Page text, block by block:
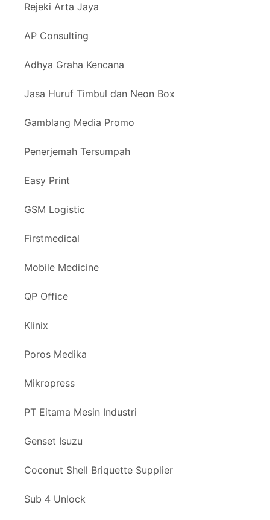
Rejeki Arta Jaya
AP Consulting
Adhya Graha Kencana
Jasa Huruf Timbul dan Neon Box
Gamblang Media Promo
Penerjemah Tersumpah
Easy Print
GSM Logistic
Firstmedical
Mobile Medicine
QP Office
Klinix
Poros Medika
Mikropress
PT Eitama Mesin Industri
Genset Isuzu
Coconut Shell Briquette Supplier
Sub 4 Unlock